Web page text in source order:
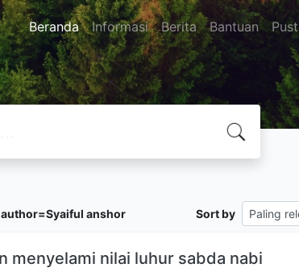
Beranda Informasi Berita Bantuan
author=Syaiful anshor Sort by
menyelami nilai luhur sabda nabi